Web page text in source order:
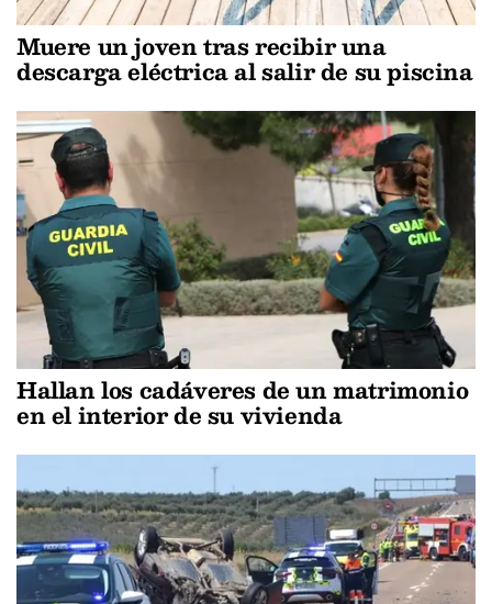
Muere un joven tras recibir una
descarga eléctrica al salir de su piscina
Hallan los cadáveres de un matrimonio
en el interior de su vivienda